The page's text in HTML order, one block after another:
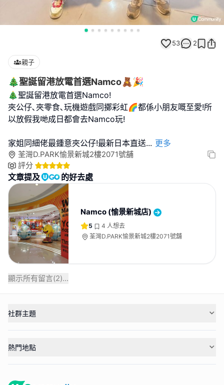
53 2
親子
🎄聖誕留港放電首選Namco🧸🎉
🎄聖誕留港放電首選Namco!
夾公仔､夾零食､玩機遊戲同擲彩虹🌈都係小朋友嘅至愛!所
以放假我哋成日都會去Namco玩!
家姐同細佬最鍾意夾公仔!最新日本直送... 更多
荃灣D.PARK愉景新城2樓2071號舖
評分
文章提及 的好去處
Namco (愉景新城店)
5 4 人想去
荃灣D.PARK愉景新城2樓2071號舖
顯示所有留言(2)...
社群主題
熱門地點